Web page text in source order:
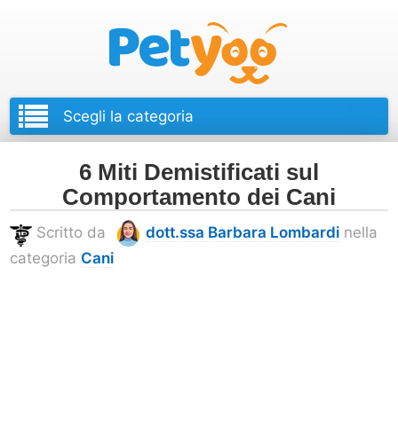
6 Miti Demistificati sul
Comportamento dei Cani
Scritto da dott.ssa Barbara Lombardi nella
categoria Cani